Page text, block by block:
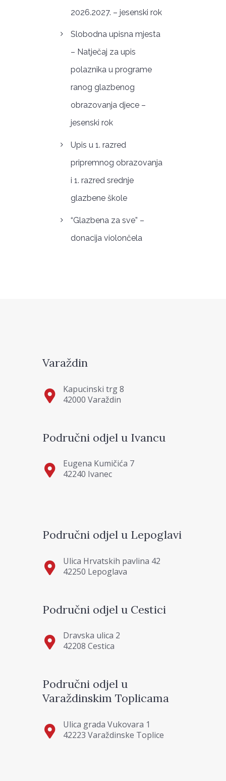
2026.2027. – jesenski rok
Slobodna upisna mjesta
– Natječaj za upis
polaznika u programe
ranog glazbenog
obrazovanja djece –
jesenski rok
Upis u 1. razred
pripremnog obrazovanja
i 1. razred srednje
glazbene škole
“Glazbena za sve” –
donacija violončela
Varaždin
Kapucinski trg 8
42000 Varaždin
Područni odjel u Ivancu
Eugena Kumičića 7
42240 Ivanec
Područni odjel u Lepoglavi
Ulica Hrvatskih pavlina 42
42250 Lepoglava
Područni odjel u Cestici
Dravska ulica 2
42208 Cestica
Područni odjel u
Varaždinskim Toplicama
Ulica grada Vukovara 1
42223 Varaždinske Toplice